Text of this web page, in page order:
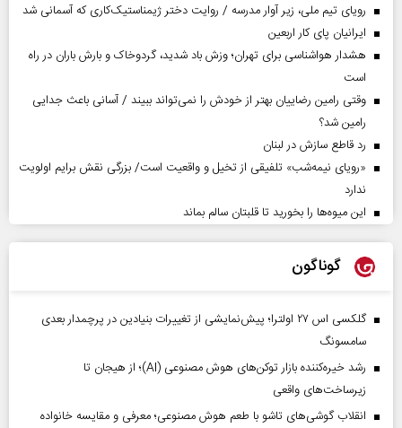
رویای تیم ملی، زیر آوار مدرسه / روایت دختر ژیمناستیک‌کاری که آسمانی شد
ایرانیان پای کار اربعین
هشدار هواشناسی برای تهران؛ وزش باد شدید، گردوخاک و بارش باران در راه
است
وقتی رامین رضاییان بهتر از خودش را نمی‌تواند ببیند / آسانی باعث جدایی
رامین شد؟
رد قاطع سازش در لبنان
«رویای نیمه‌شب» تلفیقی از تخیل و واقعیت است/ بزرگی نقش برایم اولویت
ندارد
این میوه‌ها را بخورید تا قلبتان سالم بماند
گوناگون
گلکسی اس ۲۷ اولترا؛ پیش‌نمایشی از تغییرات بنیادین در پرچمدار بعدی
سامسونگ
رشد خیره‌کننده بازار توکن‌های هوش مصنوعی (AI)؛ از هیجان تا
زیرساخت‌های واقعی
انقلاب گوشی‌های تاشو‌ با طعم هوش مصنوعی؛ معرفی و مقایسه خانواده